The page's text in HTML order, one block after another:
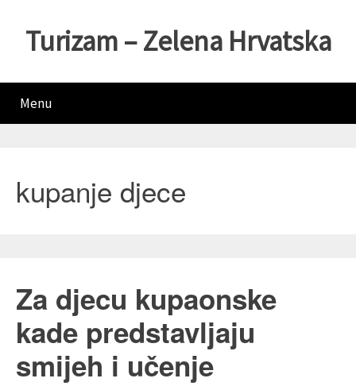
Turizam – Zelena Hrvatska
Menu
kupanje djece
Za djecu kupaonske
kade predstavljaju
smijeh i učenje